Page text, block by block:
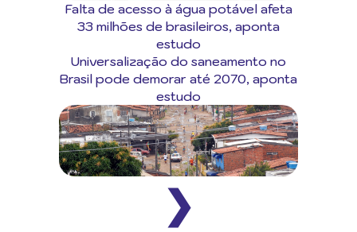
Falta de acesso à água potável afeta
33 milhões de brasileiros, aponta
estudo
Universalização do saneamento no
Brasil pode demorar até 2070, aponta
estudo
❯